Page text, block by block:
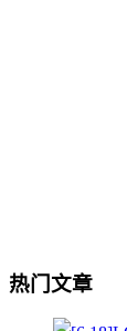
热门文章